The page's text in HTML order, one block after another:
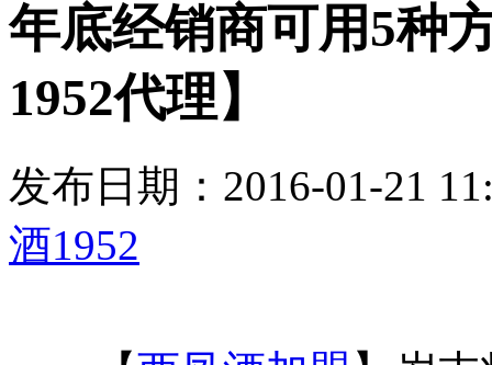
年底经销商可用5种
1952代理】
发布日期：2016-01-21
酒1952